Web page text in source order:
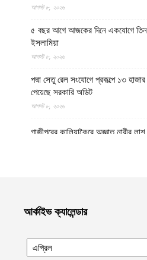
আগস্ট ৮, ২০২৬
৫ বছর আগে আজকের দিনে একযোগে তিন
ইসলামিয়া
আগস্ট ৮, ২০২৬
পদ্মা সেতু রেল সংযোগে প্রকল্পে ১৩
পেয়েছে সরকারি অডিট
আগস্ট ৮, ২০২৬
গাজীপুরের কালিয়াকৈরে অজ্ঞাত নারীর
হেলমান্দে বিপুল পরিমাণ অবৈধ অস্ত্র ও
আগস্ট ৮, ২০২৬
আর্কাইভ ক্যালেন্ডার